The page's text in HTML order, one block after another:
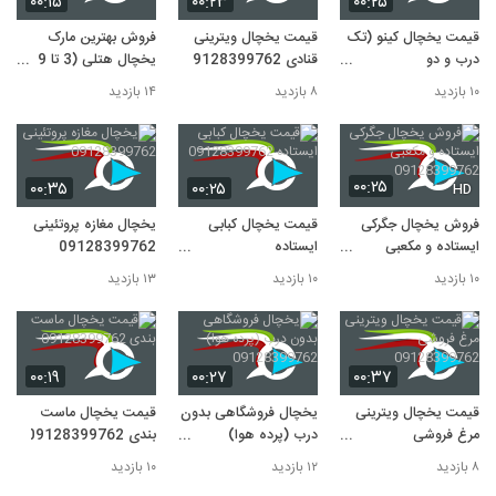
قیمت یخچال کینو (تک
درب و دو
درب)09128399762۱۰ بازدید
قیمت یخچال ویترینی
قنادی 09128399762
۸ بازدید
فروش بهترین مارک
یخچال هتلی (3 تا 9
فوت)
۱۴ بازدید
۰۰:۲۵ HD
فروش یخچال جگرکی
ایستاده و مکعبی
09128399762۱۰ بازدید
۰۰:۲۵
قیمت یخچال کبابی
ایستاده
09128399762۱۰ بازدید
۰۰:۳۵
یخچال مغازه پروتئینی
09128399762
۱۳ بازدید
۰۰:۳۷
قیمت یخچال ویترینی
مرغ فروشی
09128399762۸ بازدید
۰۰:۲۷
یخچال فروشگاهی بدون
درب (پرده هوا)
09128399762
۱۲ بازدید
۰۰:۱۹
قیمت یخچال ماست
بندی 09128399762
۱۰ بازدید